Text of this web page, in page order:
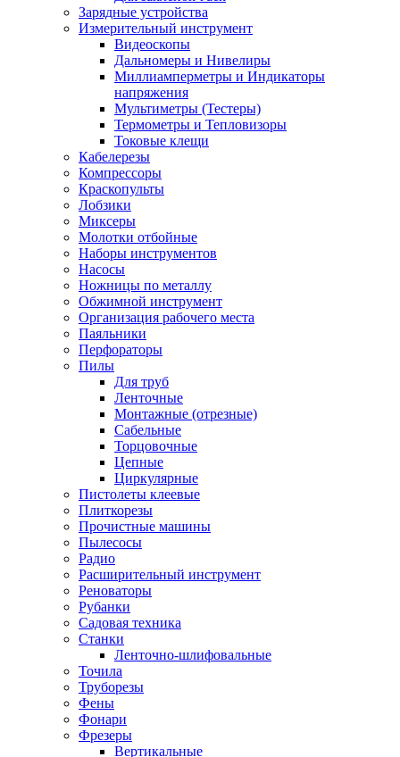
Зарядные устройства
Измерительный инструмент
Видеоскопы
Дальномеры и Нивелиры
Миллиамперметры и Индикаторы
напряжения
Мультиметры (Тестеры)
Термометры и Тепловизоры
Токовые клещи
Кабелерезы
Компрессоры
Краскопульты
Лобзики
Миксеры
Молотки отбойные
Наборы инструментов
Насосы
Ножницы по металлу
Обжимной инструмент
Организация рабочего места
Паяльники
Перфораторы
Пилы
Для труб
Ленточные
Монтажные (отрезные)
Сабельные
Торцовочные
Цепные
Циркулярные
Пистолеты клеевые
Плиткорезы
Прочистные машины
Пылесосы
Радио
Расширительный инструмент
Реноваторы
Рубанки
Садовая техника
Станки
Ленточно-шлифовальные
Точила
Труборезы
Фены
Фонари
Фрезеры
Вертикальные